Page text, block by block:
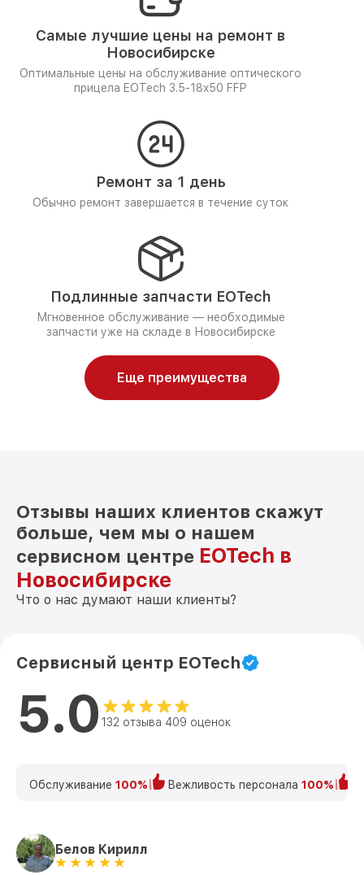
Самые лучшие цены на ремонт в
Новосибирске
Оптимальные цены на обслуживание оптического
прицела EOTech 3.5-18x50 FFP
Ремонт за 1 день
Обычно ремонт завершается в течение суток
Подлинные запчасти EOTech
Мгновенное обслуживание — необходимые
запчасти уже на складе в Новосибирске
Еще преимущества
Отзывы наших клиентов скажут
больше, чем мы о нашем
сервисном центре EOTech в
Новосибирске
Что о нас думают наши клиенты?
Сервисный центр EOTech
5.0 132 отзыва 409 оценок
Обслуживание 100% Вежливость персонала 100%
Белов Кирилл